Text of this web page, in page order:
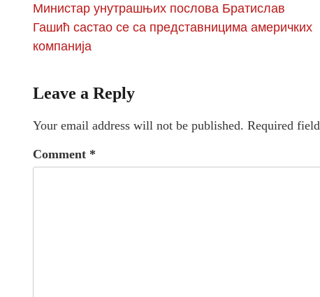
Министар унутрашњих послова Братислав
Гашић састао се са представницима америчких
компанија
Leave a Reply
Your email address will not be published. Required
Comment *